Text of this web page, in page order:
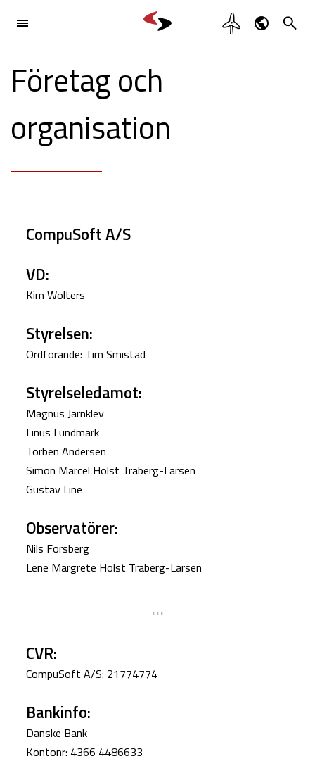
Branschlösning
Referenser

Företag och
organisation
CompuSoft A/S
VD:
Kim Wolters
Styrelsen:
Ordförande: Tim Smistad
Styrelseledamot:
Magnus Järnklev
Linus Lundmark
Torben Andersen
Simon Marcel Holst Traberg-Larsen
Gustav Line
Observatörer:
Nils Forsberg
Lene Margrete Holst Traberg-Larsen
...
CVR:
CompuSoft A/S: 21774774
Bankinfo:
Danske Bank
Kontonr: 4366 4486633